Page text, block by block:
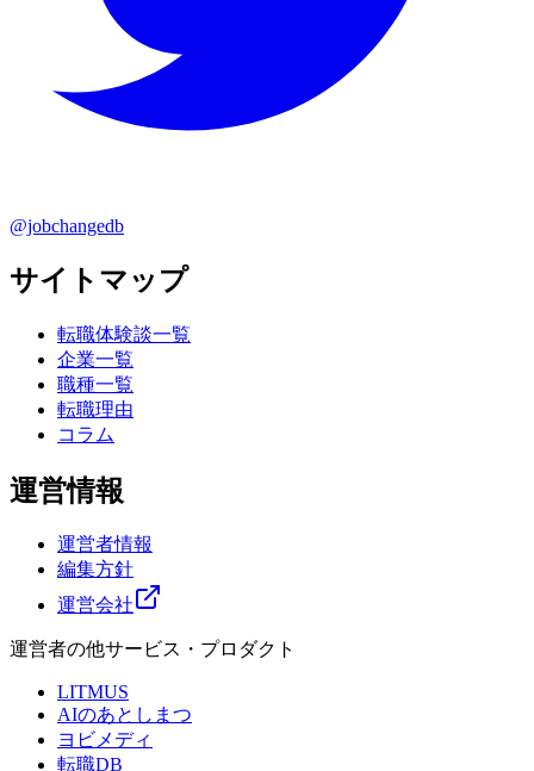
@jobchangedb
サイトマップ
転職体験談一覧
企業一覧
職種一覧
転職理由
コラム
運営情報
運営者情報
編集方針
運営会社
運営者の他サービス・プロダクト
LITMUS
AIのあとしまつ
ヨビメディ
転職DB